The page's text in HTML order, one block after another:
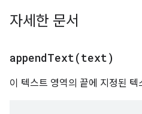
자세한 문서
appendText(text)
이 텍스트 영역의 끝에 지정된 텍